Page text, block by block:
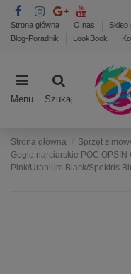
Strona główna O nas Sklep
Blog-Poradnik
LookBook
Menu Szukaj
Strona główna Sprzęt
Gogle narciarskie POC
Pink/Uranium Black/Spektris